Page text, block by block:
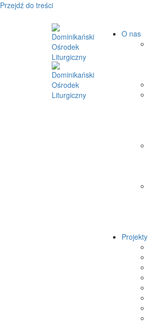
Przejdź do treści
O nas
Projekty